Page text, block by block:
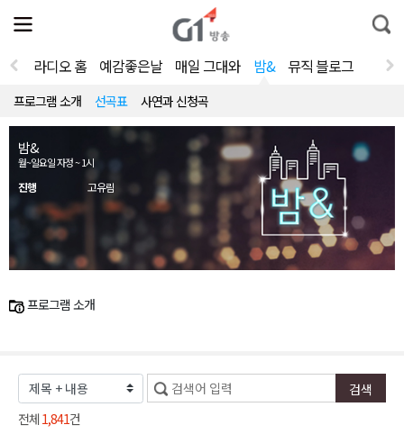
전
체
뉴
열
통
합
라디오 홈 예감좋은날 매일 그대와 밤& 뮤직 블로그
프로그램 소개 선곡표 사연과 신청곡
밤&
월~일요일 자정 ~ 1시
진행 고유림
프로그램 소개
전체 1,841건